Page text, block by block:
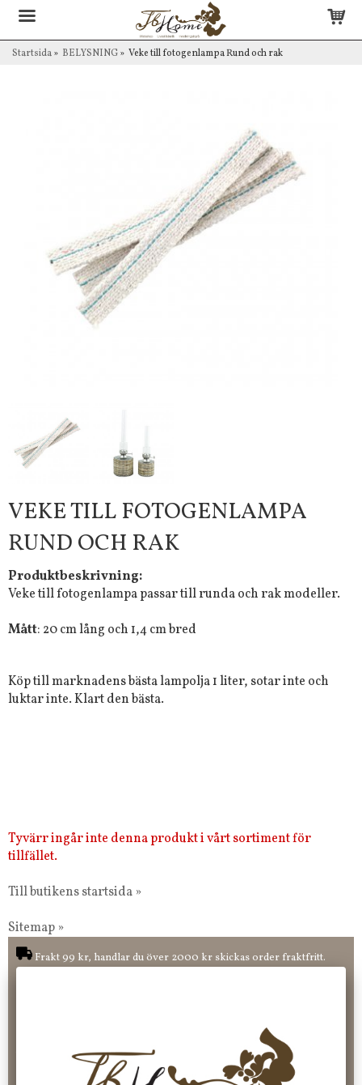
Startsida» BELYSNING» Veke till fotogenlampa Rund och rak
VEKE TILL FOTOGENLAMPA
RUND OCH RAK
Produktbeskrivning:
Veke till fotogenlampa passar till runda och rak modeller.
Mått: 20 cm lång och 1,4 cm bred
Köp till marknadens bästa lampolja 1 liter, sotar inte och
luktar inte. Klart den bästa.
Tyvärr ingår inte denna produkt i vårt sortiment för
tillfället.
Till butikens startsida »
Sitemap »
Frakt 99 kr, handlar du över 2000 kr skickas order fraktfritt.
100 kr - 400 kr i frakt för våra "unika ting" produkter som skickas.
Faktura 0 kr. Hos oss betalar du enkelt och smidigt med KLARNA
CHECKOUT. Välj själv hur du vill betala mellan alla Klarnas
betalningstjänster. Och du kan även välja PAYSON betalningstjänst.
Nöjda kunder och strävar efter att ha snabba leveranser!